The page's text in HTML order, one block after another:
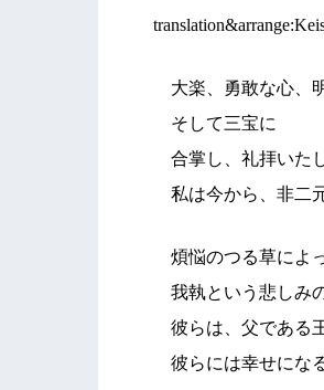
大楽、勇敢な心、
そして三宝に
合掌し、礼拝いた
私は今から、非二
煩悩のつる草に
我執という悲しみ
彼らは、父である
彼らには幸せにな